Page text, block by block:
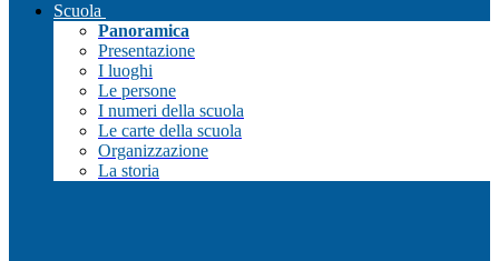
Scuola
Panoramica
Presentazione
I luoghi
Le persone
I numeri della scuola
Le carte della scuola
Organizzazione
La storia